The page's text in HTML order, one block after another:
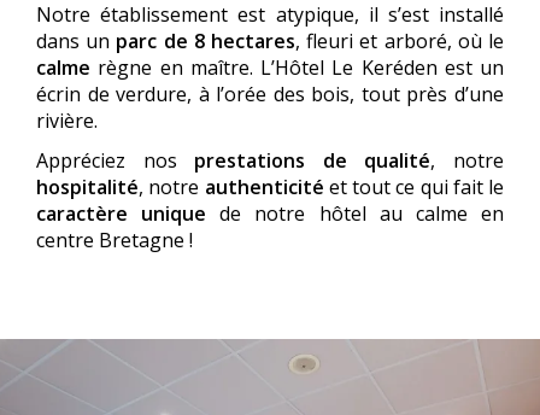
Notre établissement est atypique, il s’est installé
dans un parc de 8 hectares, fleuri et arboré, où le
calme règne en maître. L’Hôtel Le Keréden est un
écrin de verdure, à l’orée des bois, tout près d’une
rivière.
Appréciez nos prestations de qualité, notre
hospitalité, notre authenticité et tout ce qui fait le
caractère unique de notre hôtel au calme en
centre Bretagne !